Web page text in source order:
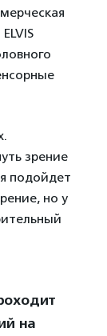
зрение
подойдет
но у
на